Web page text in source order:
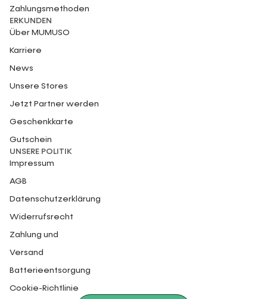
Zahlungsmethoden
ERKUNDEN
Über MUMUSO
Karriere
News
Unsere Stores
Jetzt Partner werden
Geschenkkarte
Gutschein
UNSERE POLITIK
Impressum
AGB
Datenschutzerklärung
Widerrufsrecht
Zahlung und
Versand
Batterieentsorgung
Cookie-Richtlinie